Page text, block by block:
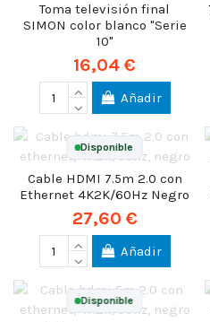
Toma televisión final
SIMON color blanco "Serie
10"
16,04 €
Añadir
Disponible
Cable HDMI 7.5m 2.0 con
Ethernet 4K2K/60Hz Negro
27,60 €
Añadir
Disponible